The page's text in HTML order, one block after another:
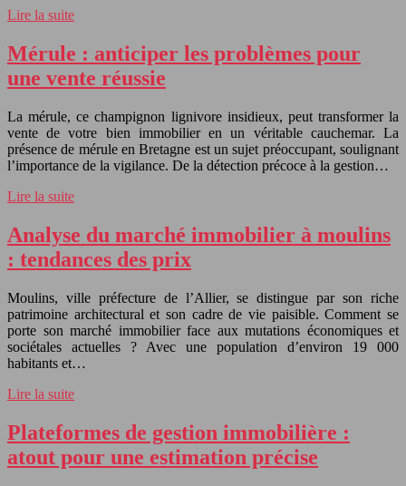
Lire la suite
Mérule : anticiper les problèmes pour
une vente réussie
La mérule, ce champignon lignivore insidieux, peut transformer la
vente de votre bien immobilier en un véritable cauchemar. La
présence de mérule en Bretagne est un sujet préoccupant, soulignant
l’importance de la vigilance. De la détection précoce à la gestion…
Lire la suite
Analyse du marché immobilier à moulins
: tendances des prix
Moulins, ville préfecture de l’Allier, se distingue par son riche
patrimoine architectural et son cadre de vie paisible. Comment se
porte son marché immobilier face aux mutations économiques et
sociétales actuelles ? Avec une population d’environ 19 000
habitants et…
Lire la suite
Plateformes de gestion immobilière :
atout pour une estimation précise